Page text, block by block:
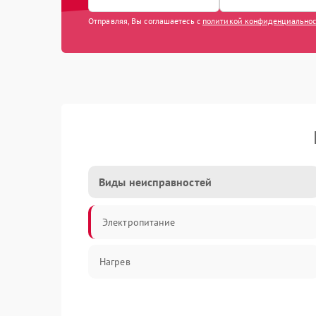
Отправляя, Вы соглашаетесь с политикой
Виды неисправностей
Электропитание
Нагрев